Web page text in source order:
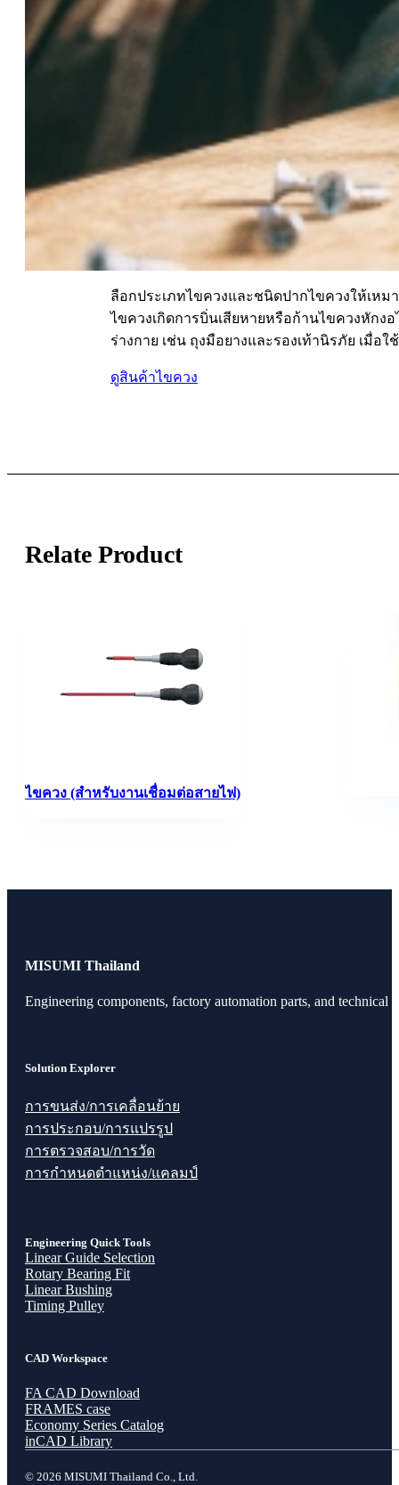
ลือกประเภทไขควงและชนิดปากไขควงให้เห
ไขควงเกิดการบิ่นเสียหายหรือก้านไขควงหัก
ร่างกาย เช่น ถุงมือยางและรองเท้านิรภัย เมื่
ดูสินค้าไขควง
Relate Product
ไขควง (สำหรับงานเชื่อมต่อสายไฟ)
MISUMI Thailand
Engineering components, factory automation parts, and technical
Solution Explorer
การขนส่ง/การเคลื่อนย้าย
การประกอบ/การแปรรูป
การตรวจสอบ/การวัด
การกำหนดตำแหน่ง/แคลมป์
Engineering Quick Tools
Linear Guide Selection
Rotary Bearing Fit
Linear Bushing
Timing Pulley
CAD Workspace
FA CAD Download
FRAMES case
Economy Series Catalog
inCAD Library
© 2026 MISUMI Thailand Co., Ltd.